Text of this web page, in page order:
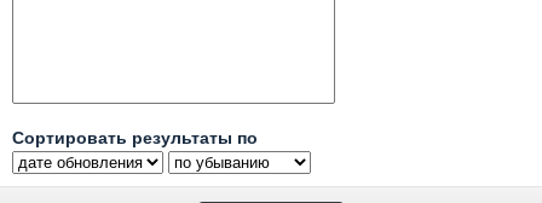
Сортировать результаты по